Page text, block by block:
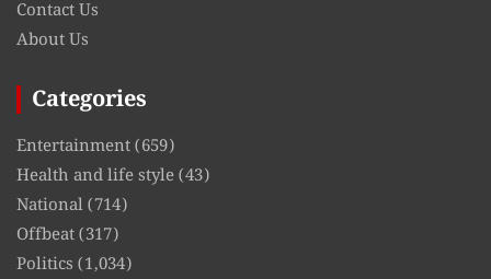
Contact Us
About Us
Categories
Entertainment(659)
Health and life style(43)
National(714)
Offbeat(317)
Politics (1,034)